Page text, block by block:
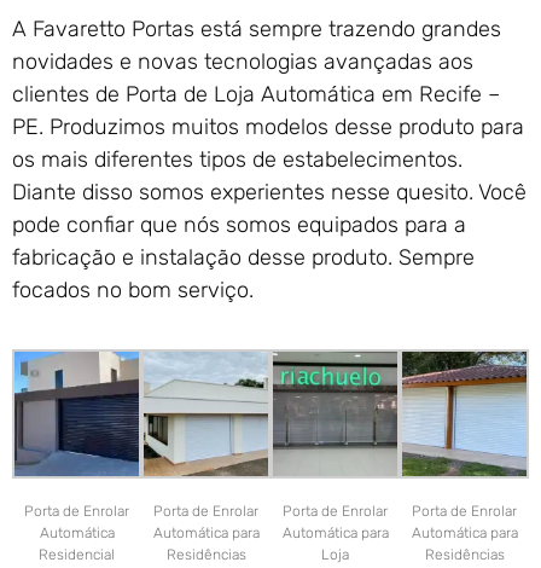
A Favaretto Portas está sempre trazendo grandes
novidades e novas tecnologias avançadas aos
clientes de Porta de Loja Automática em Recife –
PE. Produzimos muitos modelos desse produto para
os mais diferentes tipos de estabelecimentos.
Diante disso somos experientes nesse quesito. Você
pode confiar que nós somos equipados para a
fabricação e instalação desse produto. Sempre
focados no bom serviço.
Porta de Enrolar
Automática
Residencial
Porta de Enrolar
Automática para
Residências
Porta de Enrolar
Automática para
Loja
Porta de Enrolar
Automática para
Residências